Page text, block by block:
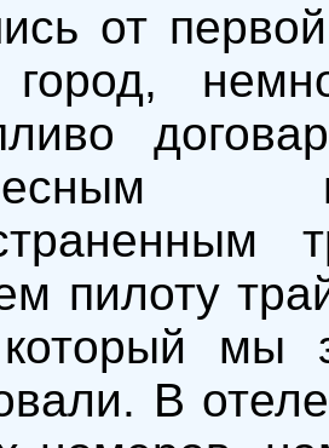
от
пилоту
мы
В